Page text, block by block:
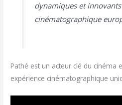
dynamiques et
cinématographique
Pathé est un acteur clé du cinéma
expérience cinématographique